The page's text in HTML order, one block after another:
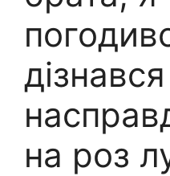
на роз